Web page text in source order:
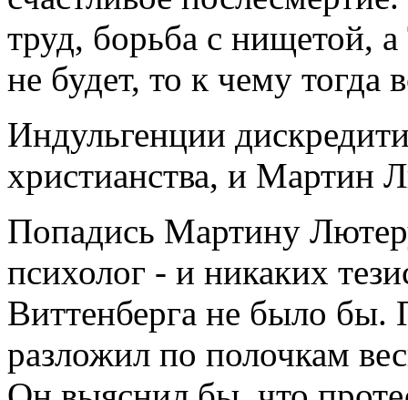
труд, борьба с нищетой,
не будет, то к чему тогда
Индульгенции
христианства, и Мартин
Попадись Мартину
психолог - и никаких
Виттенберга не было бы.
разложил по полочкам